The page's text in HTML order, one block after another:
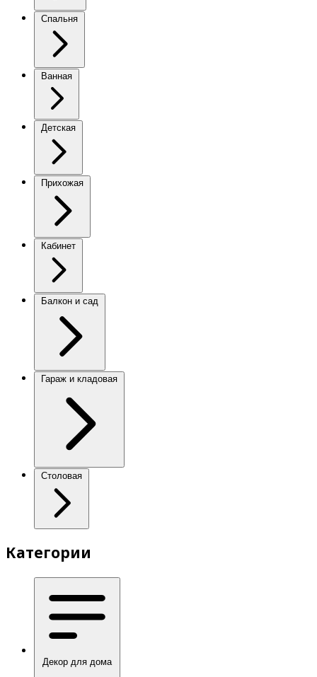
Спальня
Ванная
Детская
Прихожая
Кабинет
Балкон и сад
Гараж и кладовая
Столовая
Категории
Декор для дома